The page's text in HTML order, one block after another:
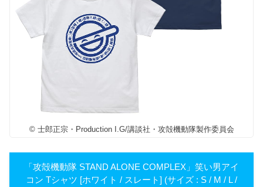
© 士郎正宗・Production I.G/講談社・攻殻機動隊製作委員会
「攻殻機動隊 STAND ALONE COMPLEX」笑い男アイ
コン Tシャツ [ホワイト / スレート] (サイズ : S / M / L /